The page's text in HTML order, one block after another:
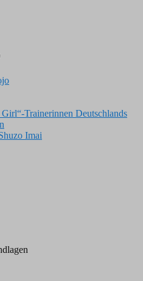
Trainerinnen Deutschlands
Imai